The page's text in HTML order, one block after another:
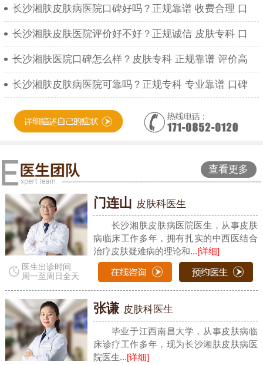
长沙湘肤皮肤病医院口碑好吗？正规靠谱 收费合理 口
长沙湘肤皮肤医院评价好不好？正规诚信 皮肤专科 口
长沙湘肤医院口碑怎么样？皮肤专科 正规靠谱 评价高
长沙湘肤皮肤病医院可靠吗？正规专科 专业靠谱 口碑
查看更多
医生出诊时间
周一至周日全天
门连山 皮肤科医生
长沙湘肤皮肤病医院医生，从事皮肤
病临床工作多年，拥有扎实的中西医结合
治疗皮肤疑难病的理论和...[详细]
张谦 皮肤科医生
毕业于江西南昌大学，从事皮肤病临
床诊疗工作多年，现为长沙湘肤皮肤病医
院医生...[详细]